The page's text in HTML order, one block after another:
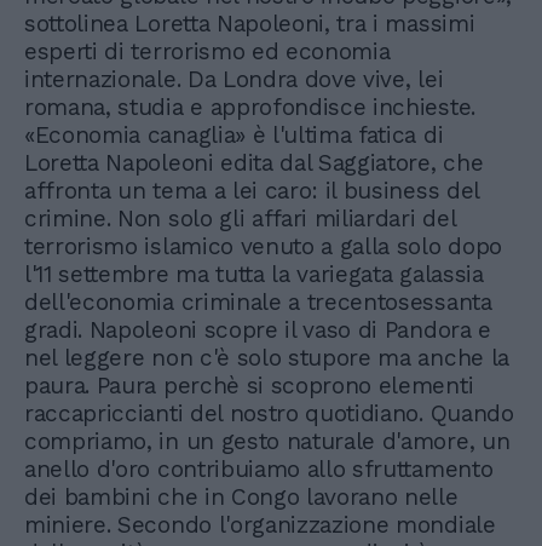
sottolinea Loretta Napoleoni, tra i massimi
esperti di terrorismo ed economia
internazionale. Da Londra dove vive, lei
romana, studia e approfondisce inchieste.
«Economia canaglia» è l'ultima fatica di
Loretta Napoleoni edita dal Saggiatore, che
affronta un tema a lei caro: il business del
crimine. Non solo gli affari miliardari del
terrorismo islamico venuto a galla solo dopo
l'11 settembre ma tutta la variegata galassia
dell'economia criminale a trecentosessanta
gradi. Napoleoni scopre il vaso di Pandora e
nel leggere non c'è solo stupore ma anche la
paura. Paura perchè si scoprono elementi
raccapriccianti del nostro quotidiano. Quando
compriamo, in un gesto naturale d'amore, un
anello d'oro contribuiamo allo sfruttamento
dei bambini che in Congo lavorano nelle
miniere. Secondo l'organizzazione mondiale